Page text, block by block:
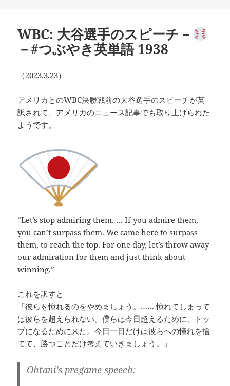
WBC: 大谷選手のスピーチ－
－#つぶやき英単語 1938
（2023.3.23）
アメリカとのWBC決勝戦前の大谷選手のスピーチが英
訳されて、アメリカのニュース記事でも取り上げられた
ようです。
“Let’s stop admiring them. … If you admire them,
you can’t surpass them. We came here to surpass
them, to reach the top. For one day, let’s throw away
our admiration for them and just think about
winning.”
これを訳すと
「彼らを憧れるのをやめましょう。…… 憧れてしまって
は彼らを超えられない。僕らは今日超えるために、トッ
プになるために来た。今日一日だけは彼らへの憧れを捨
てて、勝つことだけ考えていきましょう。」
Ohtani’s pregame speech: